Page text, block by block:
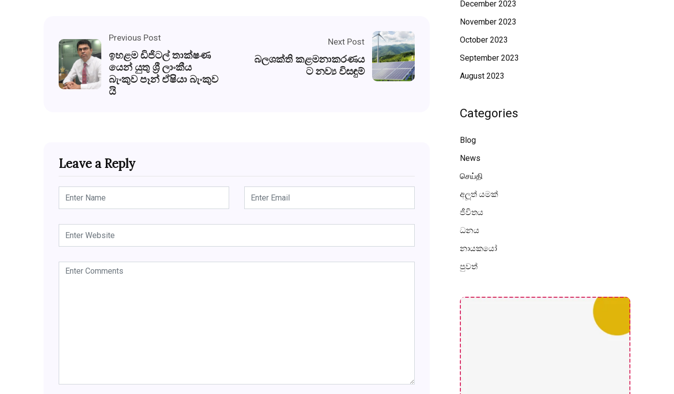
Previous Post
ඉහළම ඩිජිටල් තාක්ෂණ
යෙන් යුතු ශ්‍රී ලාංකීය
බැංකුව පෑන් ඒෂියා බැංකුව
යි
Next Post
බලශක්ති කළමනාකරණය
ට නව්‍ය විසඳුම්
Leave a Reply
December 2023
November 2023
October 2023
September 2023
August 2023
Categories
Blog
News
செய்தி
අලූත් යමක්
ජීවිතය
ධනය
නායකයෝ
පුවත්